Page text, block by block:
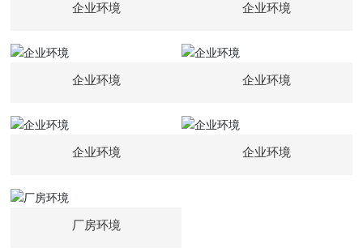
企业环境 企业环境
企业环境 企业环境
企业环境 企业环境
厂房环境